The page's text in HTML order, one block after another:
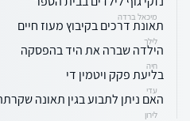
מיכאל ברדה
תאונת דרכים בקיבוץ מעוז חיים
לילך
הילדה שברה את היד בהפסקה
חיה
בליעת פקק ויטמין די
עדי
האם ניתן לתבוע בגין תאונה
לירון